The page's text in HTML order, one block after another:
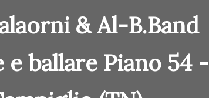
& Al-B.Band
ballare Piano 54 -